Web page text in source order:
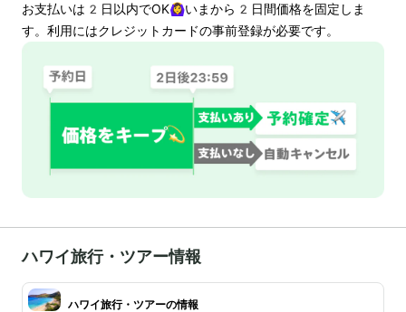
お支払いは 2 日以内でOK🙆‍♀️いまから 2 日間価格を固定しま
す。利用にはクレジットカードの事前登録が必要です。
ハワイ旅行・ツアー情報
ハワイ旅行・ツアーの情報